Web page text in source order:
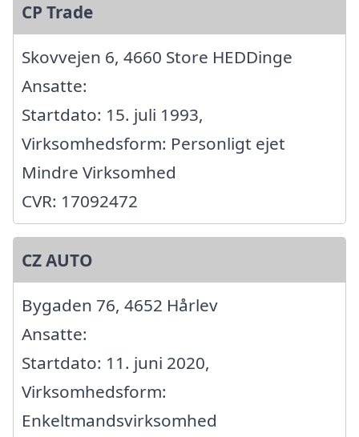
CP Trade
Skovvejen 6, 4660 Store HEDDinge
Ansatte:
Startdato: 15. juli 1993,
Virksomhedsform: Personligt ejet
Mindre Virksomhed
CVR: 17092472
CZ AUTO
Bygaden 76, 4652 Hårlev
Ansatte:
Startdato: 11. juni 2020,
Virksomhedsform:
Enkeltmandsvirksomhed